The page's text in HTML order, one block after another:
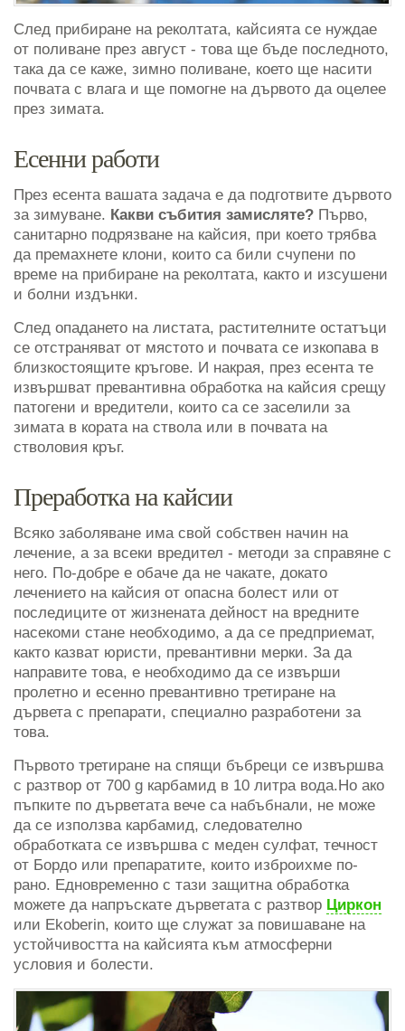
След прибиране на реколтата, кайсията се нуждае
от поливане през август - това ще бъде последното,
така да се каже, зимно поливане, което ще насити
почвата с влага и ще помогне на дървото да оцелее
през зимата.
Есенни работи
През есента вашата задача е да подготвите дървото
за зимуване. Какви събития замисляте? Първо,
санитарно подрязване на кайсия, при което трябва
да премахнете клони, които са били счупени по
време на прибиране на реколтата, както и изсушени
и болни издънки.
След опадането на листата, растителните остатъци
се отстраняват от мястото и почвата се изкопава в
близкостоящите кръгове. И накрая, през есента те
извършват превантивна обработка на кайсия срещу
патогени и вредители, които са се заселили за
зимата в кората на ствола или в почвата на
стволовия кръг.
Преработка на кайсии
Всяко заболяване има свой собствен начин на
лечение, а за всеки вредител - методи за справяне с
него. По-добре е обаче да не чакате, докато
лечението на кайсия от опасна болест или от
последиците от жизнената дейност на вредните
насекоми стане необходимо, а да се предприемат,
както казват юристи, превантивни мерки. За да
направите това, е необходимо да се извърши
пролетно и есенно превантивно третиране на
дървета с препарати, специално разработени за
това.
Първото третиране на спящи бъбреци се извършва
с разтвор от 700 g карбамид в 10 литра вода.Но ако
пъпките по дърветата вече са набъбнали, не може
да се използва карбамид, следователно
обработката се извършва с меден сулфат, течност
от Бордо или препаратите, които изброихме по-
рано. Едновременно с тази защитна обработка
можете да напръскате дърветата с разтвор Циркон
или Ekoberin, които ще служат за повишаване на
устойчивостта на кайсията към атмосферни
условия и болести.